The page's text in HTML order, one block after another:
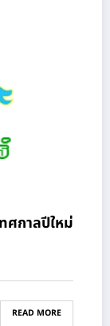
ศกาลปีใหม่
READ MORE